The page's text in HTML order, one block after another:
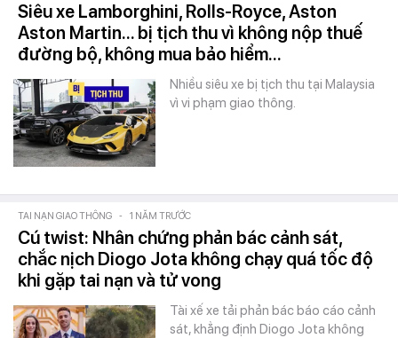
Siêu xe Lamborghini, Rolls-Royce, Aston
Aston Martin... bị tịch thu vì không nộp thuế
đường bộ, không mua bảo hiểm...
Nhiều siêu xe bị tịch thu tại Malaysia
vì vi phạm giao thông.
TAI NẠN GIAO THÔNG - 1 NĂM TRƯỚC
Cú twist: Nhân chứng phản bác cảnh sát,
chắc nịch Diogo Jota không chạy quá tốc độ
khi gặp tai nạn và tử vong
Tài xế xe tải phản bác báo cáo cảnh
sát, khẳng định Diogo Jota không